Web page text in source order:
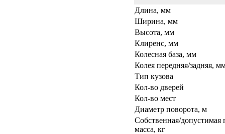
Длина, мм
Ширина, мм
Высота, мм
Клиренс, мм
Колесная база, мм
Колея передняя/задняя,
Тип кузова
Кол-во дверей
Кол-во мест
Диаметр поворота, м
Собственная/допустимая
масса, кг